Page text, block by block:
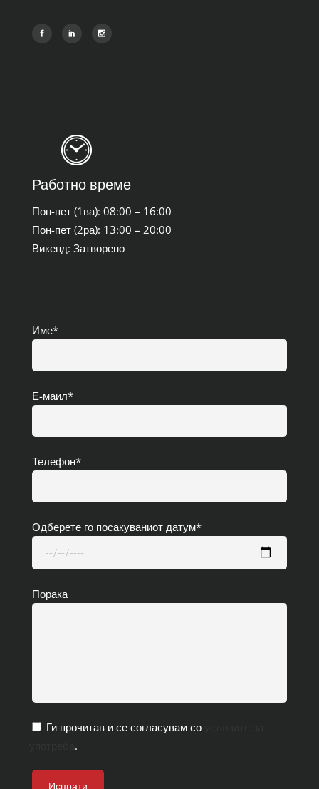
Работно време
Пон-пет (1ва): 08:00 – 16:00
Пон-пет (2ра): 13:00 – 20:00
Викенд: Затворено
Име*
Е-маил*
Телефон*
Одберете го посакуваниот датум*
Порака
Ги прочитав и се согласувам со
.